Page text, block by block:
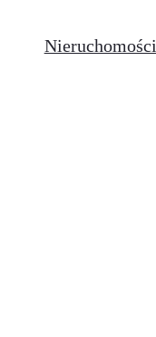
Nieruchomości